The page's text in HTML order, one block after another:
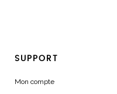
SUPPORT
Mon compte